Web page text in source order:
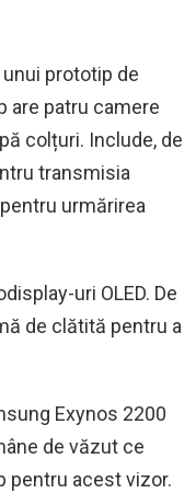
prototip de
are patru camere
colțuri. Include, de
transmisia
urmărirea
uri OLED. De
de clătită pentru a
Exynos 2200
de văzut ce
pentru acest vizor.